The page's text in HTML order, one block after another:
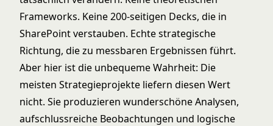
Frameworks. Keine 200-seitigen Decks, die in
SharePoint verstauben. Echte strategische
Richtung, die zu messbaren Ergebnissen führt.
Aber hier ist die unbequeme Wahrheit: Die
meisten Strategieprojekte liefern diesen Wert
nicht. Sie produzieren wunderschöne Analysen,
aufschlussreiche Beobachtungen und logische